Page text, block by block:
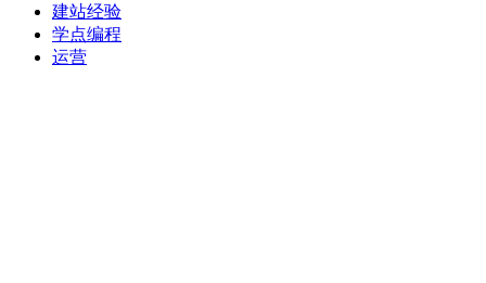
建站经验
学点编程
运营